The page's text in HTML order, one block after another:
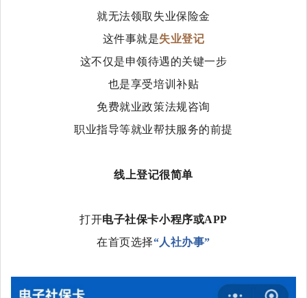
就无法领取失业保险金
这件事就是失业登记
这不仅是申领待遇的关键一步
也是享受培训补贴
免费就业政策法规咨询
职业指导等就业帮扶服务的前提
线上登记很简单
打开电子社保卡小程序或APP
在首页选择“人社办事”